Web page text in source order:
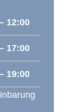
12:00
17:00
19:00